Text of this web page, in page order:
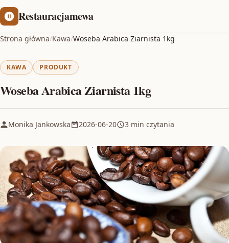
Restauracjamewa
Strona główna/Kawa/Woseba Arabica Ziarnista 1kg
KAWA PRODUKT
Woseba Arabica Ziarnista 1kg
Monika Jankowska 2026-06-20 3 min czytania